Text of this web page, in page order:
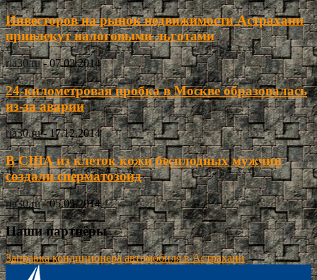
Инвесторов на рынок недвижимости Астрахани
привлекут налоговыми льготами
ria30.ru - 07.03.2014
24-километровая пробка в Москве образовалась
из-за аварии
ria30.ru - 17.12.2014
В США из клеток кожи бесплодных мужчин
создали сперматозоид
ria30.ru - 05.05.2014
Наши партнёры
Заправка кондиционера автомобиля в Астрахани